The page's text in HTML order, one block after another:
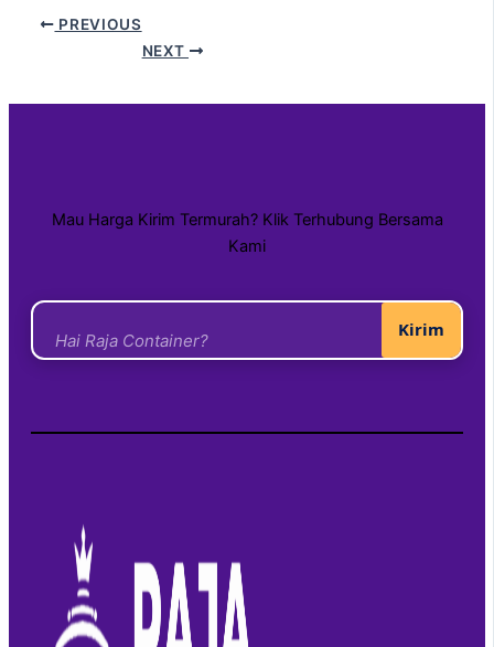
PREVIOUS
NEXT
Mau Harga Kirim Termurah? Klik Terhubung Bersama
Kami
Kirim